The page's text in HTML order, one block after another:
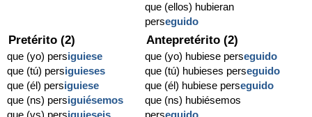
que (ellos) hubieran
perseguido
Pretérito (2)
que (yo) persiguiese
que (tú) persiguieses
que (él) persiguiese
que (ns) persiguiésemos
Antepretérito (2)
que (yo) hubiese perseguido
que (tú) hubieses perseguido
que (él) hubiese perseguido
que (ns) hubiésemos